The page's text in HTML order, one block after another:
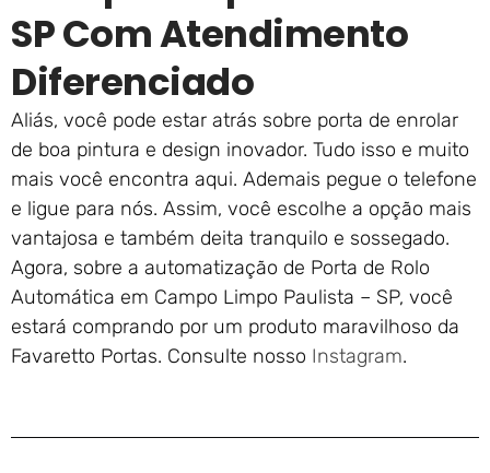
SP Com Atendimento
Diferenciado
Aliás, você pode estar atrás sobre porta de enrolar
de boa pintura e design inovador. Tudo isso e muito
mais você encontra aqui. Ademais pegue o telefone
e ligue para nós. Assim, você escolhe a opção mais
vantajosa e também deita tranquilo e sossegado.
Agora, sobre a automatização de Porta de Rolo
Automática em Campo Limpo Paulista – SP, você
estará comprando por um produto maravilhoso da
Favaretto Portas. Consulte nosso Instagram.